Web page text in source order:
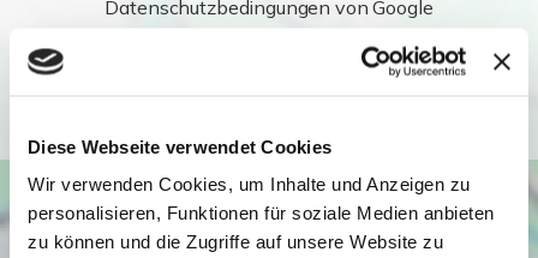
Diese Webseite verwendet Cookies
Wir verwenden Cookies, um Inhalte und Anzeigen zu
personalisieren, Funktionen für soziale Medien anbieten
zu können und die Zugriffe auf unsere Website zu
Datenschutzbedingungen von Google